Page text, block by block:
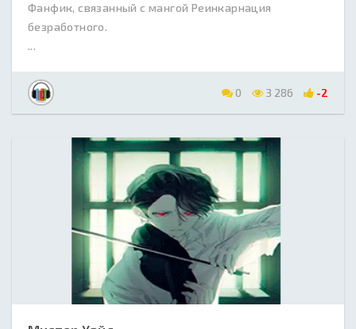
Фанфик, связанный с мангой Реинкарнация
безработного.
...
0 3 286 -2